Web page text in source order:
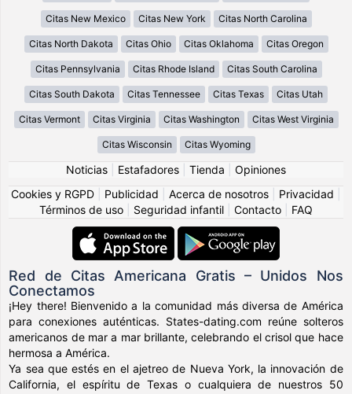
Citas New Mexico Citas New York Citas North Carolina
Citas North Dakota Citas Ohio Citas Oklahoma Citas Oregon
Citas Pennsylvania Citas Rhode Island Citas South Carolina
Citas South Dakota Citas Tennessee Citas Texas Citas Utah
Citas Vermont Citas Virginia Citas Washington Citas West Virginia
Citas Wisconsin Citas Wyoming
Noticias Estafadores Tienda
Opiniones
Cookies y RGPD
Publicidad Acerca de nosotros Privacidad
Términos de uso
Seguridad infantil Contacto FAQ
Red de Citas Americana Gratis – Unidos Nos
Conectamos
¡Hey there! Bienvenido a la comunidad más diversa de América
para conexiones auténticas. States-dating.com reúne solteros
americanos de mar a mar brillante, celebrando el crisol que hace
hermosa a América.
Ya sea que estés en el ajetreo de Nueva York, la innovación de
California, el espíritu de Texas o cualquiera de nuestros 50